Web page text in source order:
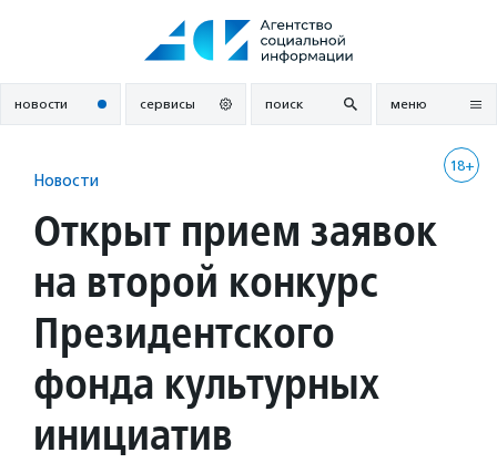
новости сервисы поиск меню
18+
Новости
Открыт прием заявок
на второй конкурс
Президентского
фонда культурных
инициатив